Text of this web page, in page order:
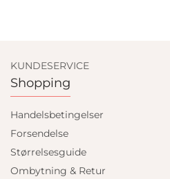
KUNDESERVICE
Shopping
Handelsbetingelser
Forsendelse
Størrelsesguide
Ombytning & Retur